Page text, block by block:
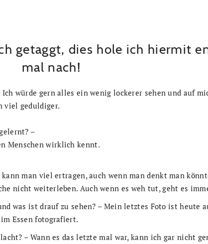
getaggt, dies hole ich hiermit
mal nach!
würde gern alles ein wenig lockerer sehen und auf
viel geduldiger.
–
Menschen wirklich kennt.
man viel ertragen, auch wenn man denkt man
nicht weiterleben. Auch wenn es weh tut, geht es
was ist drauf zu sehen? – Mein letztes Foto ist heute
Essen fotografiert.
– Wann es das letzte mal war, kann ich gar nicht